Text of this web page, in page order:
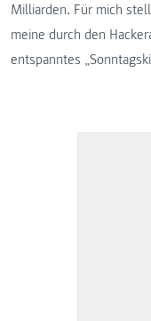
Milliarden. Für mich
meine durch den
entspanntes